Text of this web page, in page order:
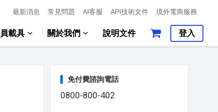
最新消息 常見問題 AI客服 API技術文件 境外電商服務
載具 關於我們 說明文件 登入
免付費諮詢電話
0800-800-402